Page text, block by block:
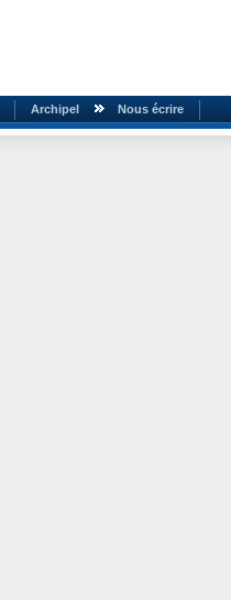
Archipel Nous écrire